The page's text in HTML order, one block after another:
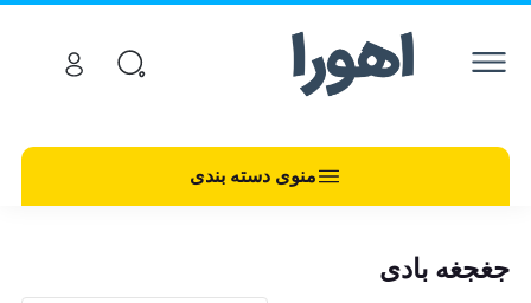
منوی دسته بندی
جغجغه بادی